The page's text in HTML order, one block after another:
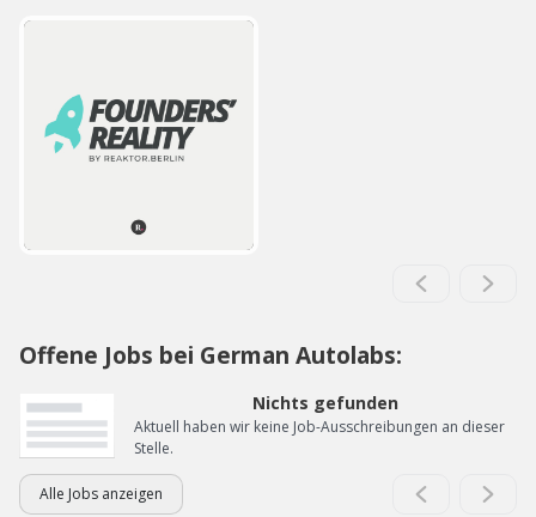
Offene Jobs bei German Autolabs:
Nichts gefunden
Aktuell haben wir keine Job-Ausschreibungen an dieser
Stelle.
Alle Jobs anzeigen